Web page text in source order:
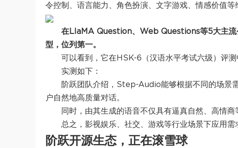
令控制、语言能力、角色扮演、文字游戏、情感价值等
在LlaMA Question、Web Questions等5大主流
型，位列第一。
可以看到，它在HSK-6（汉语水平考试六级）评测
实测如下：
阶跃团队介绍，Step-Audio能够根据不同的场景
户自然地高质量对话。
同时，由其生成的语音不仅具有逼真自然、高情
总之，影视娱乐、社交、游戏等行业场景下应用
阶跃开源生态，正在滚雪球